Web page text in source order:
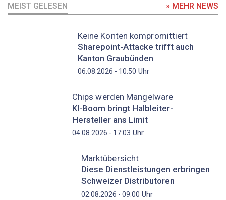
MEIST GELESEN » MEHR NEWS
Keine Konten kompromittiert
Sharepoint-Attacke trifft auch
Kanton Graubünden
06.08.2026 - 10:50 Uhr
Chips werden Mangelware
KI-Boom bringt Halbleiter-
Hersteller ans Limit
04.08.2026 - 17:03 Uhr
Marktübersicht
Diese Dienstleistungen erbringen
Schweizer Distributoren
02.08.2026 - 09:00 Uhr